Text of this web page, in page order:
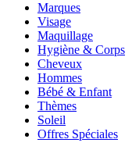
Marques
Visage
Maquillage
Hygiène & Corps
Cheveux
Hommes
Bébé & Enfant
Thèmes
Soleil
Offres Spéciales